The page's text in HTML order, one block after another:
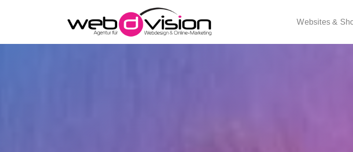
Websites &